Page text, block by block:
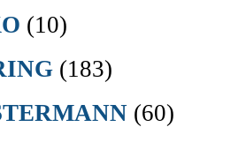
(10)
(183)
(60)